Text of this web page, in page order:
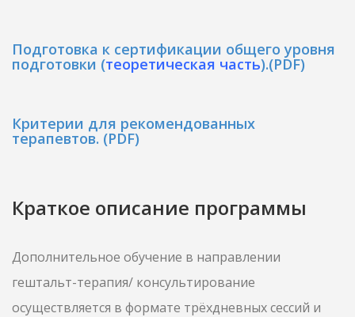
Подготовка к сертификации общего уровня
подготовки (теоретическая часть).(PDF)
Критерии для рекомендованных
терапевтов. (PDF)
Краткое описание программы
Дополнительное обучение в направлении
гештальт-терапия/ консультирование
осуществляется в формате трёхдневных сессий и